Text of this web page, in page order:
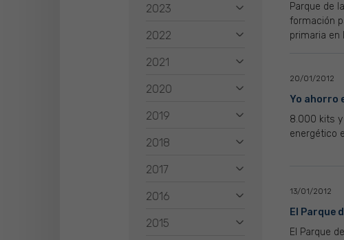
2023
2022
2021
2020
2019
2018
2017
2016
2015
Parque de
formación
primaria en
20/01/2012
Yo ahorro
8.000 kits y
energético
13/01/2012
El Parque
El Parque